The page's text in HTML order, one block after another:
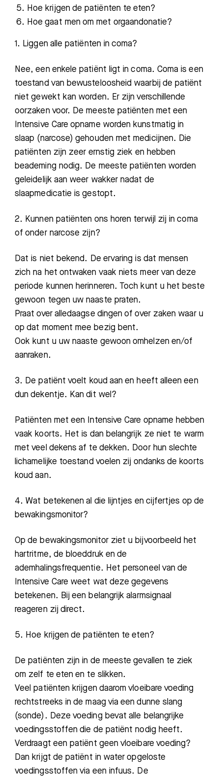
Hoe krijgen de patiënten te eten?
Hoe gaat men om met orgaandonatie?
1. Liggen alle patiënten in coma?
Nee, een enkele patiënt ligt in coma. Coma is een
toestand van bewusteloosheid waarbij de patiënt
niet gewekt kan worden. Er zijn verschillende
oorzaken voor. De meeste patiënten met een
Intensive Care opname worden kunstmatig in
slaap (narcose) gehouden met medicijnen. Die
patiënten zijn zeer ernstig ziek en hebben
beademing nodig. De meeste patiënten worden
geleidelijk aan weer wakker nadat de
slaapmedicatie is gestopt.
2. Kunnen patiënten ons horen terwijl zij in coma
of onder narcose zijn?
Dat is niet bekend. De ervaring is dat mensen
zich na het ontwaken vaak niets meer van deze
periode kunnen herinneren. Toch kunt u het beste
gewoon tegen uw naaste praten.
Praat over alledaagse dingen of over zaken waar u
op dat moment mee bezig bent.
Ook kunt u uw naaste gewoon omhelzen en/of
aanraken.
3. De patiënt voelt koud aan en heeft alleen een
dun dekentje. Kan dit wel?
Patiënten met een Intensive Care opname hebben
vaak koorts. Het is dan belangrijk ze niet te warm
met veel dekens af te dekken. Door hun slechte
lichamelijke toestand voelen zij ondanks de koorts
koud aan.
4. Wat betekenen al die lijntjes en cijfertjes op de
bewakingsmonitor?
Op de bewakingsmonitor ziet u bijvoorbeeld het
hartritme, de bloeddruk en de
ademhalingsfrequentie. Het personeel van de
Intensive Care weet wat deze gegevens
betekenen. Bij een belangrijk alarmsignaal
reageren zij direct.
5. Hoe krijgen de patiënten te eten?
De patiënten zijn in de meeste gevallen te ziek
om zelf te eten en te slikken.
Veel patiënten krijgen daarom vloeibare voeding
rechtstreeks in de maag via een dunne slang
(sonde). Deze voeding bevat alle belangrijke
voedingsstoffen die de patiënt nodig heeft.
Verdraagt een patiënt geen vloeibare voeding?
Dan krijgt de patiënt in water opgeloste
voedingsstoffen via een infuus. De